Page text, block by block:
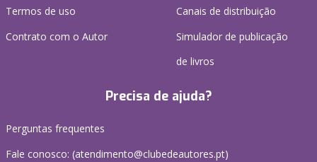
Termos de uso
Contrato com o Autor
Canais de distribuição
Simulador de publicação
de livros
Precisa de ajuda?
Perguntas frequentes
Fale conosco: (atendimento@clubedeautores.pt)